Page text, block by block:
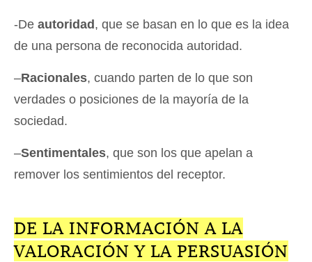
-De autoridad, que se basan en lo que es la idea
de una persona de reconocida autoridad.
–Racionales, cuando parten de lo que son
verdades o posiciones de la mayoría de la
sociedad.
–Sentimentales, que son los que apelan a
remover los sentimientos del receptor.
DE LA INFORMACIÓN A LA
VALORACIÓN Y LA PERSUASIÓN